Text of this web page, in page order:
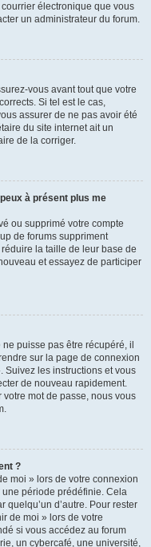
électronique que vous
un administrateur du forum.
vous avant tout que votre
Si tel est le cas,
assurer de ne pas avoir été
du site internet ait un
de la corriger.
à présent plus me
ou supprimé votre compte
de forums suppriment
la taille de leur base de
et essayez de participer
puisse pas être récupéré, il
sur la page de connexion
Suivez les instructions et vous
de nouveau rapidement.
mot de passe, nous vous
?
moi » lors de votre connexion
période prédéfinie. Cela
quelqu’un d’autre. Pour rester
de moi » lors de votre
si vous accédez au forum
un cybercafé, une université,